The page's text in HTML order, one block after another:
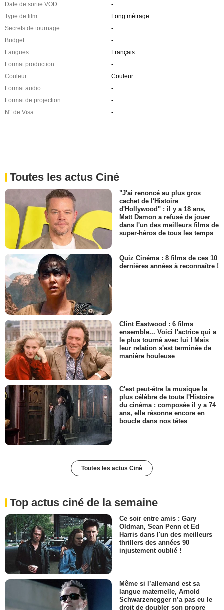
Date de sortie VOD
-
Type de film
Long métrage
Secrets de tournage
-
Budget
-
Langues
Français
Format production
-
Couleur
Couleur
Format audio
-
Format de projection
-
N° de Visa
-
Toutes les actus Ciné
"J'ai renoncé au plus gros
cachet de l'Histoire
d'Hollywood" : il y a 18 ans,
Matt Damon a refusé de jouer
dans l'un des meilleurs films de
super-héros de tous les temps
Quiz Cinéma : 8 films de ces 10
dernières années à reconnaître !
Clint Eastwood : 6 films
ensemble... Voici l'actrice qui a
le plus tourné avec lui ! Mais
leur relation s'est terminée de
manière houleuse
C'est peut-être la musique la
plus célèbre de toute l'Histoire
du cinéma : composée il y a 74
ans, elle résonne encore en
boucle dans nos têtes
Toutes les actus Ciné
Top actus ciné de la semaine
Ce soir entre amis : Gary
Oldman, Sean Penn et Ed
Harris dans l'un des meilleurs
thrillers des années 90
injustement oublié !
Même si l’allemand est sa
langue maternelle, Arnold
Schwarzenegger n’a pas eu le
droit de doubler son propre